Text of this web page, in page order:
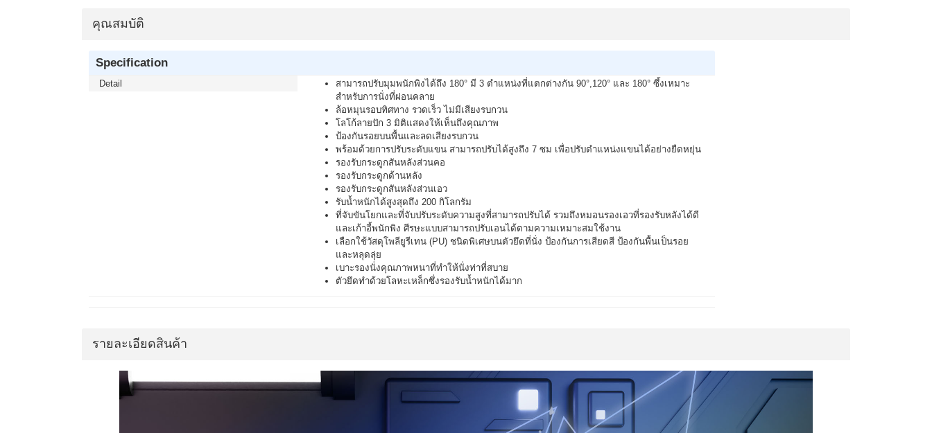
คุณสมบัติ
Specification
Detail
สามารถปรับมุมพนักพิงได้ถึง 180° มี 3 ตำแหน่งที่แตกต่างกัน 90°,120° และ 180° ซึ้งเหมาะ
สำหรับการนั่งที่ผ่อนคลาย
ล้อหมุนรอบทิศทาง รวดเร็ว ไม่มีเสียงรบกวน
โลโก้ลายปัก 3 มิติแสดงให้เห็นถึงคุณภาพ
ป้องกันรอยบนพื้นและลดเสียงรบกวน
พร้อมด้วยการปรับระดับแขน สามารถปรับได้สูงถึง 7 ซม เพื่อปรับตําแหน่งแขนได้อย่างยืดหยุ่น
รองรับกระดูกสันหลังส่วนคอ
รองรับกระดูกด้านหลัง
รองรับกระดูกสันหลังส่วนเอว
รับน้ำหนักได้สูงสุดถึง 200 กิโลกรัม
ที่จับขันโยกและที่จับปรับระดับความสูงที่สามารถปรับได้ รวมถึงหมอนรองเอวที่รองรับหลังได้ดี
และเก้าอี้พนักพิง ศีรษะแบบสามารถปรับเอนได้ตามความเหมาะสมใช้งาน
เลือกใช้วัสดุโพลียูรีเทน (PU) ชนิดพิเศษบนตัวยึดที่นั่ง ป้องกันการเสียดสี ป้องกันพื้นเป็นรอย
และหลุดลุ่ย
เบาะรองนั่งคุณภาพหนาที่ทำให้นั่งท่าที่สบาย
ตัวยึดทำด้วยโลหะเหล็กซึ่งรองรับน้ำหนักได้มาก
รายละเอียดสินค้า